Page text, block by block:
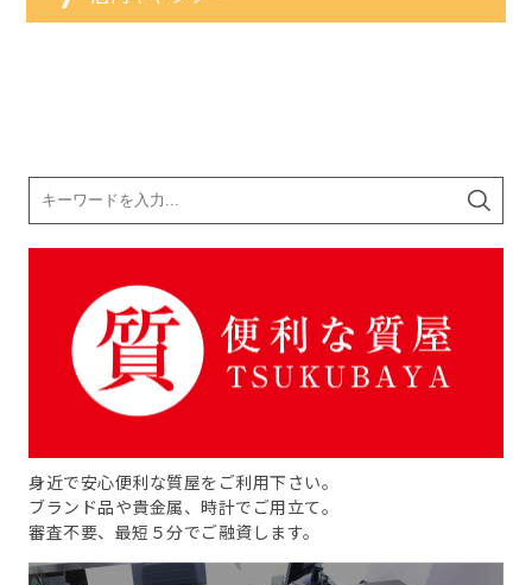
身近で安心便利な質屋をご利用下さい。
ブランド品や貴金属、時計でご用立て。
審査不要、最短５分でご融資します。